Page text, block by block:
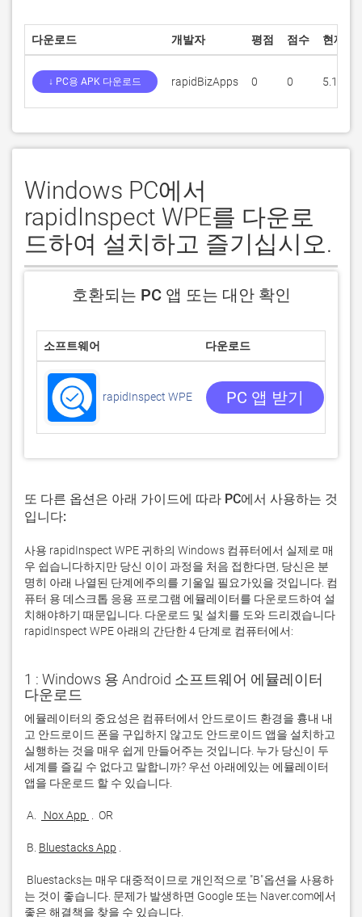
다운로드 개발자 평점 점수 현재 버
↓ PC용 APK 다운로드 rapidBizApps 0 0 5.1
Windows PC에서
rapidInspect WPE를 다운로
드하여 설치하고 즐기십시오.
호환되는 PC 앱 또는 대안 확인
소프트웨어 다운로드
rapidInspect WPE PC 앱 받기
또 다른 옵션은 아래 가이드에 따라 PC에서 사용하는 것
입니다:
사용 rapidInspect WPE 귀하의 Windows 컴퓨터에서 실제로 매
우 쉽습니다하지만 당신 이이 과정을 처음 접한다면, 당신은 분
명히 아래 나열된 단계에주의를 기울일 필요가있을 것입니다. 컴
퓨터 용 데스크톱 응용 프로그램 에뮬레이터를 다운로드하여 설
치해야하기 때문입니다. 다운로드 및 설치를 도와 드리겠습니다
rapidInspect WPE 아래의 간단한 4 단계로 컴퓨터에서:
1 : Windows 용 Android 소프트웨어 에뮬레이터
다운로드
에뮬레이터의 중요성은 컴퓨터에서 안드로이드 환경을 흉내 내
고 안드로이드 폰을 구입하지 않고도 안드로이드 앱을 설치하고
실행하는 것을 매우 쉽게 만들어주는 것입니다. 누가 당신이 두
세계를 즐길 수 없다고 말합니까? 우선 아래에있는 에뮬레이터
A. Nox App
B. Bluestacks App
는 것이 좋습니다. 문제가 발생하면 Google 또는 Naver.com에서
좋은 해결책을 찾을 수 있습니다.